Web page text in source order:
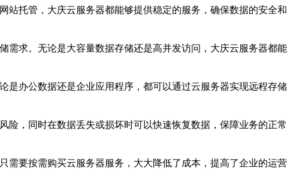
站托管，大庆云服务器都能够提供稳定的服务，确保数据的安全和
需求。无论是大容量数据存储还是高并发访问，大庆云服务器都能
是办公数据还是企业应用程序，都可以通过云服务器实现远程存储
，同时在数据丢失或损坏时可以快速恢复数据，保障业务的正常
需要按需购买云服务器服务，大大降低了成本，提高了企业的运营